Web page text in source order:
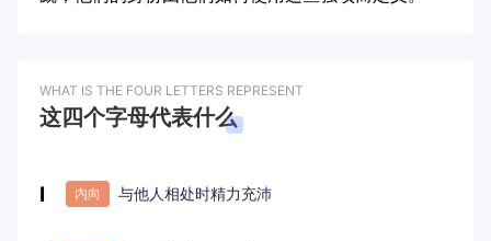
WHAT IS THE FOUR LETTERS REPRESENT
这四个字母代表什么
I 内向 与他人相处时精力充沛